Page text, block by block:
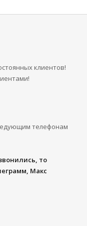
клиентов!
телефонам
то
Макс